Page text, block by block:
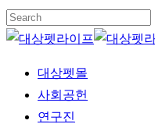
Skip
to
content
Close
Menu 대상펫몰
사회공헌
연구진